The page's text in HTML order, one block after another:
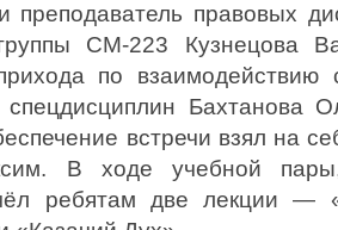
преподаватель правовых
СМ-223 Кузнецова
по взаимодействию
спецдисциплин Бахтанова
встречи взял на
В ходе учебной
ребятам две лекции —